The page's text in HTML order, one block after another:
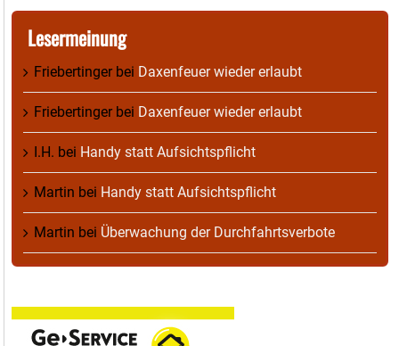
Lesermeinung
Friebertingerbei Daxenfeuer wieder erlaubt
Friebertingerbei Daxenfeuer wieder erlaubt
I.H. bei Handy statt Aufsichtspflicht
Martin bei Handy statt Aufsichtspflicht
Martin bei Überwachung der Durchfahrtsverbote